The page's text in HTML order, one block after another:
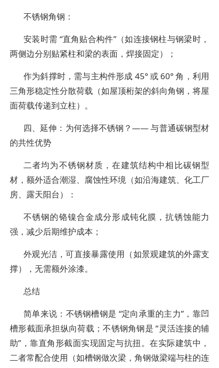
不锈钢角钢：
安装时需 “直角贴合构件”（如连接钢柱与钢梁时，
两侧边分别贴紧柱和梁的表面，焊接固定）；
作为斜撑时，需与主构件形成 45° 或 60° 角，利用
三角形稳定性分散荷载（如屋顶桁架的斜向角钢，将屋
面荷载传递到立柱）。
四、延伸：为何选择不锈钢？—— 与普通碳钢型材
的共性优势
二者均为不锈钢材质，在建筑结构中相比碳钢型
材，额外适合潮湿、腐蚀性环境（如沿海建筑、化工厂
房、露天阳台）：
不锈钢的铬镍合金成分形成钝化膜，抗锈蚀能力
强，减少后期维护成本；
外观光洁，可直接暴露使用（如景观建筑的外露支
撑），无需额外涂漆。
总结
简单来说：不锈钢槽钢是 “定向承重的主力”，靠凹
槽形截面承担纵向荷载；不锈钢角钢是 “灵活连接的辅
助”，靠直角形截面实现固定与抗扭。在实际建筑中，
二者常配合使用（如槽钢做次梁，角钢做梁端与柱的连